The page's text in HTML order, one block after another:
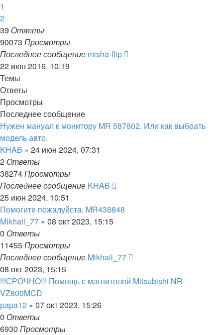
1
2
39 Ответы
90073 Просмотры
Последнее сообщение misha-flip
22 июн 2016, 10:19
Темы
Ответы
Просмотры
Последнее сообщение
Нужен мануал к монитору MR 587802. Или как выбрать
модель авто.
KHAB » 24 июн 2024, 07:31
2 Ответы
38274Просмотры
Последнее сообщение KHAB
25 июн 2024, 10:51
Помогите пожалуйста. MR438848
Mikhail_77 » 08 окт 2023, 15:15
0 Ответы
11455Просмотры
Последнее сообщение Mikhail_77
08 окт 2023, 15:15
!!!СРОЧНО!!! Помощь с магнитолой Mitsubishi NR-
VZ800MCD
papa12 » 07 окт 2023, 15:26
0 Ответы
6930 Просмотры